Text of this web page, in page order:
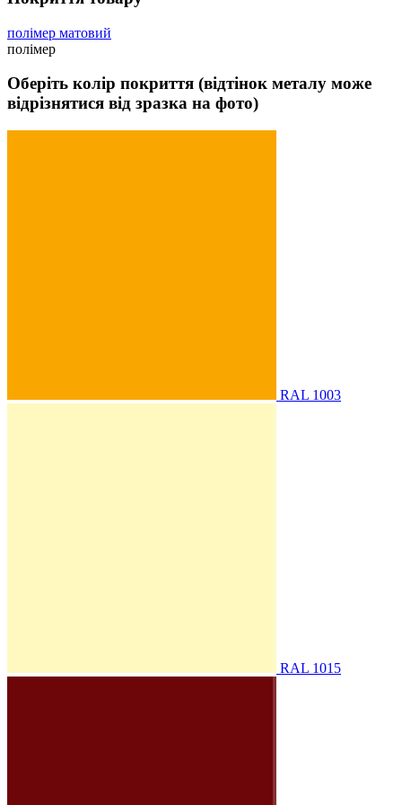
полімер матовий
полімер
Оберіть колір покриття (відтінок металу може
відрізнятися від зразка на фото)
RAL 1003
RAL 1015